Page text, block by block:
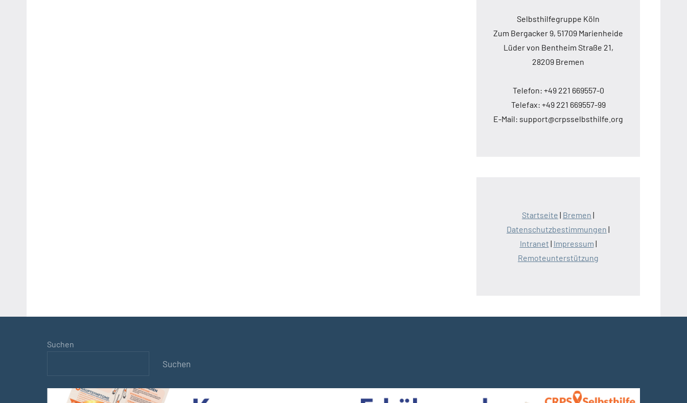
Selbsthilfegruppe Köln
Zum Bergacker 9, 51709 Marienheide
Lüder von Bentheim Straße 21,
28209 Bremen
Telefon: +49 221 669557-0
Telefax: +49 221 669557-99
E-Mail: support@crpsselbsthilfe.org
Startseite | Bremen |
Datenschutzbestimmungen |
Intranet | Impressum |
Remoteunterstützung
Suchen
Suchen